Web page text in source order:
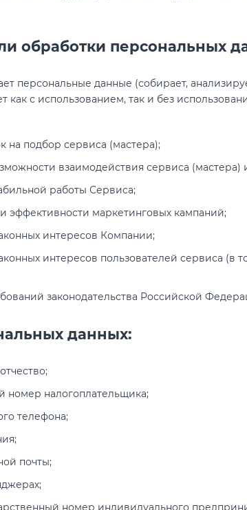
обработки персональных
персональные данные (собирает,
как с использованием, так и без
на подбор сервиса (мастера);
взаимодействия сервиса (мастера)
работы Сервиса;
эффективности маркетинговых кампаний;
интересов Компании;
интересов пользователей сервиса (в
законодательства Российской
данных:
номер налогоплательщика;
телефона;
почты;
номер индивидуального